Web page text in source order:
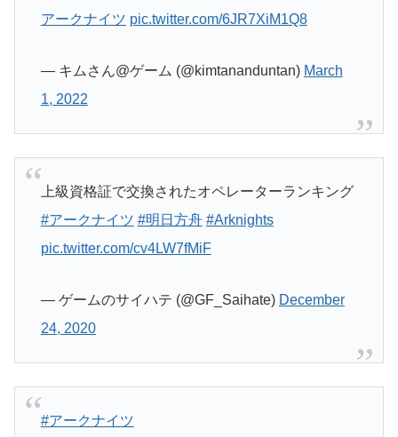
アークナイツ pic.twitter.com/6JR7XiM1Q8
— キムさん@ゲーム (@kimtananduntan) March
1, 2022
上級資格証で交換されたオペレーターランキング
#アークナイツ #明日方舟 #Arknights
pic.twitter.com/cv4LW7fMiF
— ゲームのサイハテ (@GF_Saihate) December
24, 2020
#アークナイツ